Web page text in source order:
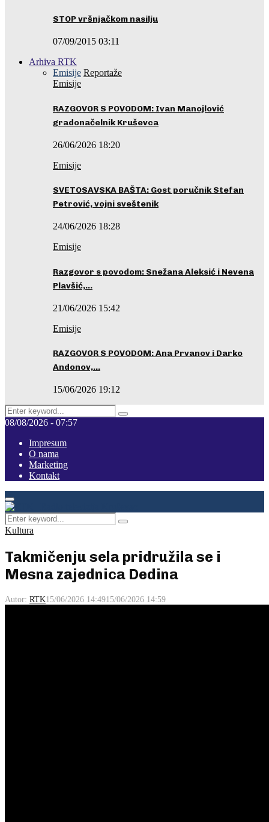
STOP vršnjačkom nasilju
07/09/2015 03:11
Arhiva RTK
Emisije Reportaže
Emisije
RAZGOVOR S POVODOM: Ivan Manojlović
gradonačelnik Kruševca
26/06/2026 18:20
Emisije
SVETOSAVSKA BAŠTA: Gost poručnik Stefan
Petrović, vojni sveštenik
24/06/2026 18:28
Emisije
Razgovor s povodom: Snežana Aleksić i Nevena
Plavšić,…
21/06/2026 15:42
Emisije
RAZGOVOR S POVODOM: Ana Prvanov i Darko
Andonov,…
15/06/2026 19:12
Search
for:
Pretraga
08/08/2026 - 07:57
Impresum
O nama
Marketing
Kontakt
Facebook
Instagram
Youtube
Primary
Menu
Search
for:
Pretraga
Kultura
Takmičenju sela pridružila se i
Mesna zajednica Dedina
Autor: RTK15/06/2026 14:4915/06/2026 14:59